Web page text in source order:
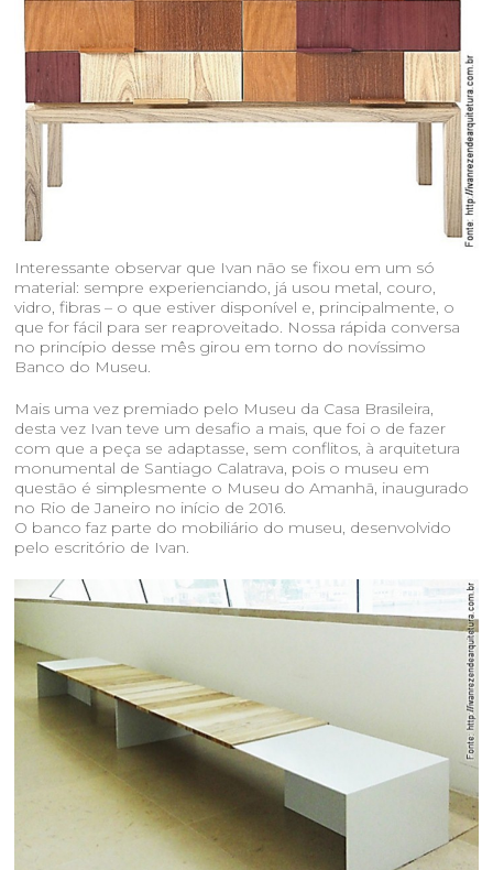
Interessante observar que Ivan não se fixou em um só
material: sempre experienciando, já usou metal, couro,
vidro, fibras – o que estiver disponível e, principalmente, o
que for fácil para ser reaproveitado. Nossa rápida conversa
no princípio desse mês girou em torno do novíssimo
Banco do Museu.
Mais uma vez premiado pelo Museu da Casa Brasileira,
desta vez Ivan teve um desafio a mais, que foi o de fazer
com que a peça se adaptasse, sem conflitos, à arquitetura
monumental de Santiago Calatrava, pois o museu em
questão é simplesmente o Museu do Amanhã, inaugurado
no Rio de Janeiro no início de 2016.
O banco faz parte do mobiliário do museu, desenvolvido
pelo escritório de Ivan.